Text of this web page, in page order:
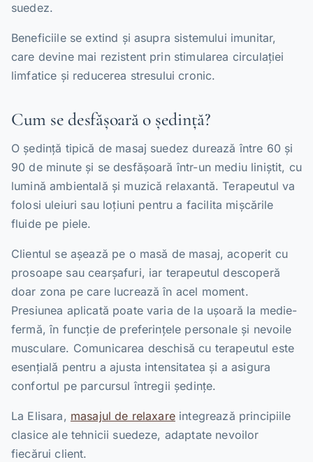
suedez.
Beneficiile se extind și asupra sistemului imunitar,
care devine mai rezistent prin stimularea circulației
limfatice și reducerea stresului cronic.
Cum se desfășoară o ședință?
O ședință tipică de masaj suedez durează între 60 și
90 de minute și se desfășoară într-un mediu liniștit, cu
lumină ambientală și muzică relaxantă. Terapeutul va
folosi uleiuri sau loțiuni pentru a facilita mișcările
fluide pe piele.
Clientul se așează pe o masă de masaj, acoperit cu
prosoape sau cearșafuri, iar terapeutul descoperă
doar zona pe care lucrează în acel moment.
Presiunea aplicată poate varia de la ușoară la medie-
fermă, în funcție de preferințele personale și nevoile
musculare. Comunicarea deschisă cu terapeutul este
esențială pentru a ajusta intensitatea și a asigura
confortul pe parcursul întregii ședințe.
La Elisara, masajul de relaxareintegrează principiile
clasice ale tehnicii suedeze, adaptate nevoilor
fiecărui client.